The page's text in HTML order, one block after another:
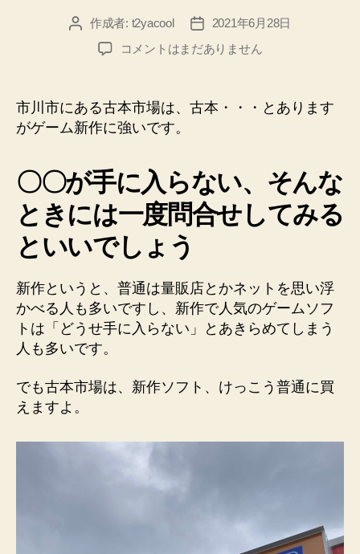
投 作成者: t2yacool
投
稿
日
2021年6月28日
ゲ
の
新
作
手
に
な
い
と
き
に
は、
コメントはまだありません
市川市にある古本市場は、古本・・・とあります
がゲーム新作に強いです。
〇〇が手に入らない、そんな
ときには一度問合せしてみる
といいでしょう
新作というと、普通は量販店とかネットを思い浮
かべる人も多いですし、新作で人気のゲームソフ
トは「どうせ手に入らない」とあきらめてしまう
人も多いです。
でも古本市場は、新作ソフト、けっこう普通に買
えますよ。